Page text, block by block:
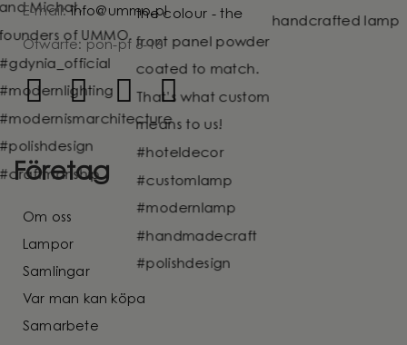
E-mail:info@ummo.pl
Otwarte: pon-pt 8-16
Företag
Om oss
Lampor
Samlingar
Var man kan köpa
Samarbete